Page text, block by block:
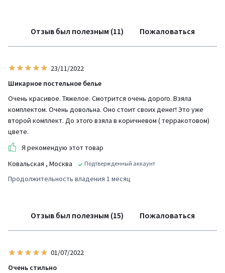
Отзыв был полезным (11) Пожаловаться
23/11/2022
Шикарное постельное белье
Очень красивое. Тяжелое. Смотрится очень дорого. Взяла
комплектом. Очень довольна. Оно стоит своих денег! Это уже
второй комплект. До этого взяла в коричневом ( терракотовом)
цвете.
Я рекомендую этот товар
Ковальская , Москва Подтвержденный аккаунт
Продолжительность владения 1 месяц
Отзыв был полезным (15) Пожаловаться
01/07/2022
Очень стильно